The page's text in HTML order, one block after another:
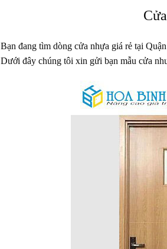
Bạn đang tìm dòng cửa nhựa giá rẻ tại
Dưới đây chúng tôi xin gửi bạn mẫu cửa